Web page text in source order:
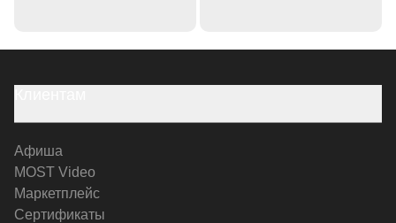
Афиша
MOST Video
Маркетплейс
Сертификаты